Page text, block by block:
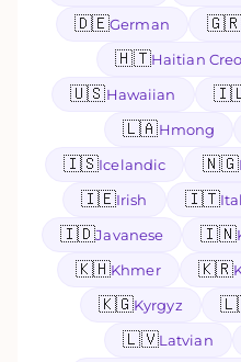
🇩🇪German
🇭🇹Haitian
🇺🇸Hawaiian
🇱🇦Hmong
🇮🇸Icelandic 🇳🇬
🇮🇪Irish 🇮🇹
🇮🇩Javanese 🇮🇳
🇰🇭Khmer 🇰🇷
🇰🇬Kyrgyz
🇱🇻Latvian